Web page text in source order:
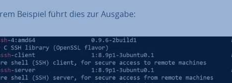
Beispiel führt dies zur Ausgabe: